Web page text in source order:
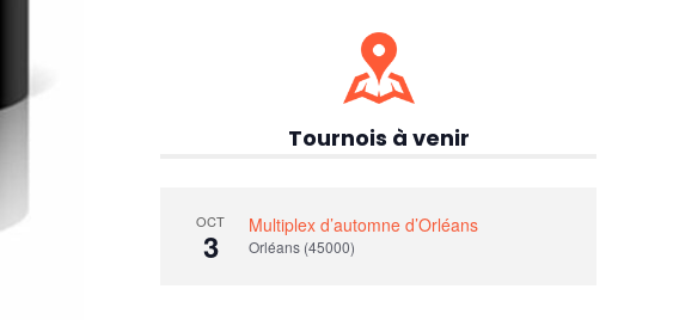
Tournois à venir
OCT
3
Multiplex d’automne d’Orléans
Orléans (45000)